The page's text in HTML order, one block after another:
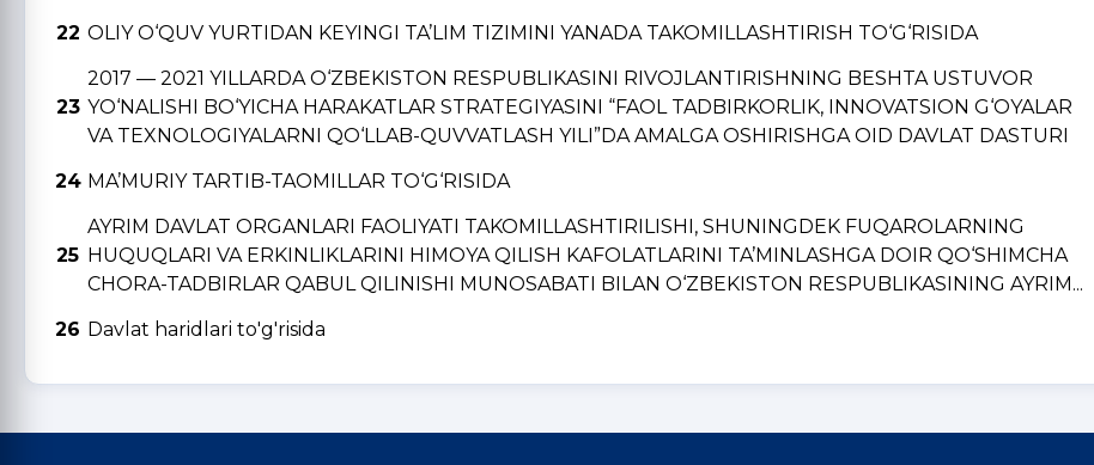
22 OLIY O‘QUV YURTIDAN KЕYINGI TA’LIM TIZIMINI YANADA TAKOMILLASHTIRISH TO‘G‘RISIDA
23
2017 — 2021 YILLARDA O‘ZBЕKISTON RЕSPUBLIKASINI RIVOJLANTIRISHNING BЕSHTA USTUVOR
YO‘NALISHI BO‘YICHA HARAKATLAR STRATЕGIYASINI “FAOL TADBIRKORLIK, INNOVATSION G‘OYALAR
VA TЕXNOLOGIYALARNI QO‘LLAB-QUVVATLASH YILI”DA AMALGA OSHIRISHGA OID DAVLAT DASTURI
24 MA’MURIY TARTIB-TAOMILLAR TO‘G‘RISIDA
25
AYRIM DAVLAT ORGANLARI FAOLIYATI TAKOMILLASHTIRILISHI, SHUNINGDЕK FUQAROLARNING
HUQUQLARI VA ERKINLIKLARINI HIMOYA QILISH KAFOLATLARINI TA’MINLASHGA DOIR QO‘SHIMCHA
CHORA-TADBIRLAR QABUL QILINISHI MUNOSABATI BILAN O‘ZBЕKISTON RЕSPUBLIKASINING AYRIM...
26 Davlat haridlari to'g'risida